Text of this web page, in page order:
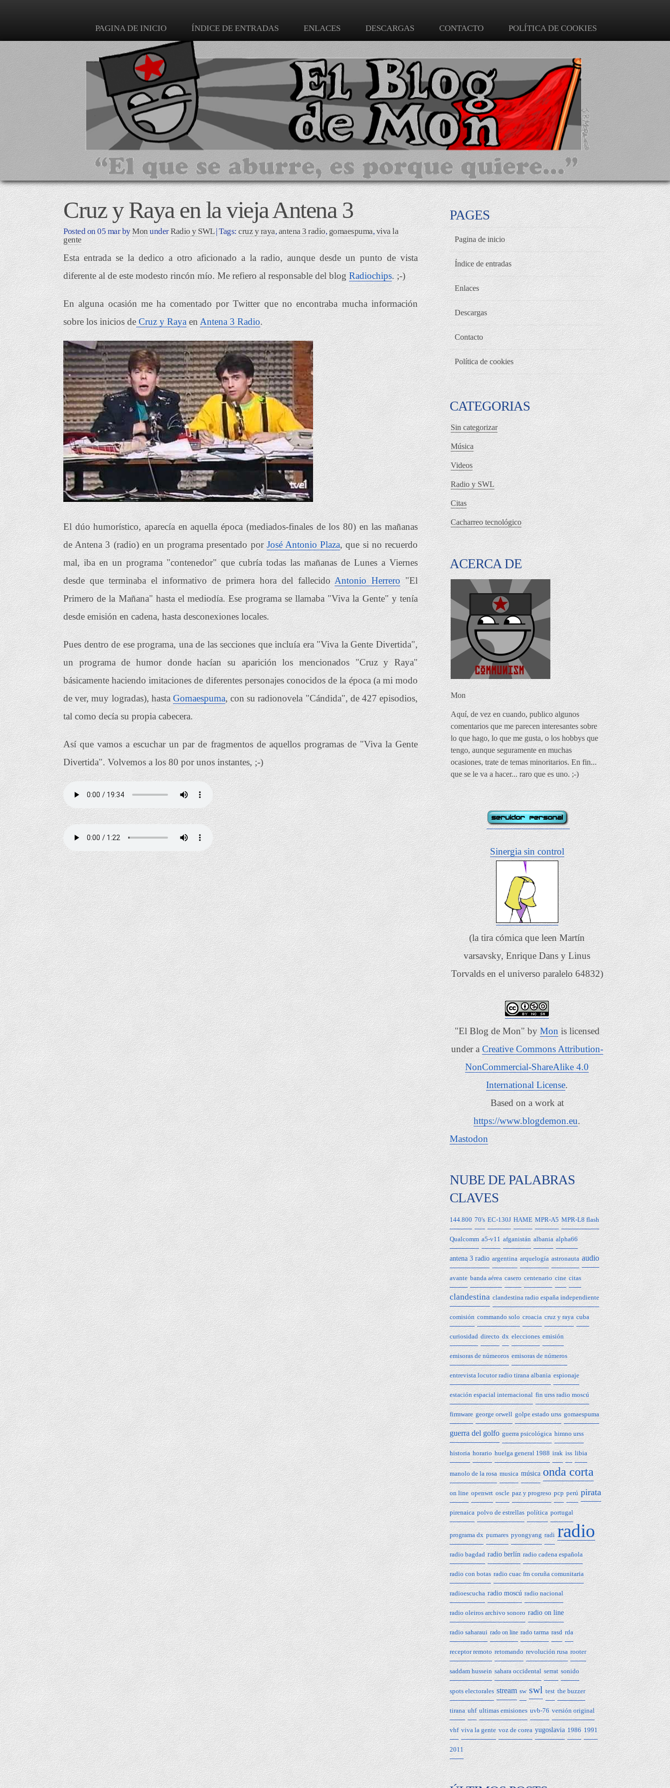
PAGINA DE INICIO ÍNDICE DE ENTRADAS ENLACES DESCARGAS CONTACTO POLÍTICA DE COOKIES
Cruz y Raya en la vieja Antena 3
Posted on05 marbyMonunderRadio y SWL| Tags:cruz y raya,antena 3 radio,gomaespuma,viva la
gente
Esta entrada se la dedico a otro aficionado a la radio, aunque desde un punto de vista
diferente al de este modesto rincón mío. Me refiero al responsable del blogRadiochips. ;-)
En alguna ocasión me ha comentado por Twitter que no encontraba mucha información
sobre los inicios deCruz y RayaenAntena 3 Radio.
El dúo humorístico, aparecía en aquella época (mediados-finales de los 80) en las mañanas
de Antena 3 (radio) en un programa presentado porJosé Antonio Plaza, que si no recuerdo
mal, iba en un programa "contenedor" que cubría todas las mañanas de Lunes a Viernes
desde que terminaba el informativo de primera hora del fallecidoAntonio Herrero"El
Primero de la Mañana" hasta el mediodía. Ese programa se llamaba "Viva la Gente" y tenía
desde emisión en cadena, hasta desconexiones locales.
Pues dentro de ese programa, una de las secciones que incluía era "Viva la Gente Divertida",
un programa de humor donde hacían su aparición los mencionados "Cruz y Raya"
básicamente haciendo imitaciones de diferentes personajes conocidos de la época (a mi modo
de ver, muy logradas), hastaGomaespuma, con su radionovela "Cándida", de 427 episodios,
tal como decía su propia cabecera.
Así que vamos a escuchar un par de fragmentos de aquellos programas de "Viva la Gente
Divertida". Volvemos a los 80 por unos instantes, ;-)
PAGES
Pagina de inicio
Índice de entradas
Enlaces
Descargas
Contacto
Política de cookies
CATEGORIAS
Sin categorizar
Música
Videos
Radio y SWL
Citas
Cacharreo tecnológico
ACERCA DE
Mon
Aquí, de vez en cuando, publico algunos
comentarios que me parecen interesantes sobre
lo que hago, lo que me gusta, o los hobbys que
tengo, aunque seguramente en muchas
ocasiones, trate de temas minoritarios. En fin...
que se le va a hacer... raro que es uno. ;-)
Sinergia sin control
(la tira cómica que leen Martín
varsavsky, Enrique Dans y Linus
Torvalds en el universo paralelo 64832)
"El Blog de Mon"byMonis licensed
under aCreative Commons Attribution-
NonCommercial-ShareAlike 4.0
International License.
Based on a work at
https://www.blogdemon.eu.
Mastodon
NUBE DE PALABRAS
CLAVES
144.800 70's EC-130J HAME MPR-A5 MPR-L8 flash
Qualcomm a5-v11 afganistán albania alpha66
antena 3 radio argentina arquelogía astronauta audio
avante banda aérea casero centenario cine citas
clandestina clandestina radio españa independiente
comisión commando solo croacia cruz y raya cuba
curiosidad directo dx elecciones emisión
emisoras de númeoros emisoras de números
entrevista locutor radio tirana albania espionaje
estación espacial internacional fin urss radio moscú
firmware george orwell golpe estado urss gomaespuma
guerra del golfo guerra psicológica himno urss
historia horario huelga general 1988 irak iss libia
manolo de la rosa musica música onda corta
on line openwrt oscle paz y progreso pcp perú pirata
pirenaica polvo de estrellas política portugal
programa dx pumares pyongyang radi radio
radio bagdad radio berlín radio cadena española
radio con botas radio cuac fm coruña comunitaria
radioescucha radio moscú radio nacional
radio oleiros archivo sonoro radio on line
radio saharaui rado on line rado tarma rasd rda
receptor remoto retomando revolución rusa rooter
saddam hussein sahara occidental serrat sonido
spots electorales stream sw swl test the buzzer
tirana uhf ultimas emisiones uvb-76 versión original
vhf viva la gente voz de corea yugoslavia 1986 1991
2011